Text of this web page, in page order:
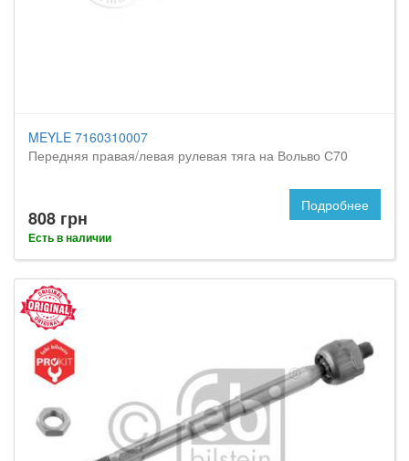
MEYLE 7160310007
Передняя правая/левая рулевая тяга на Вольво С70
808 грн
Есть в наличии
Подробнее